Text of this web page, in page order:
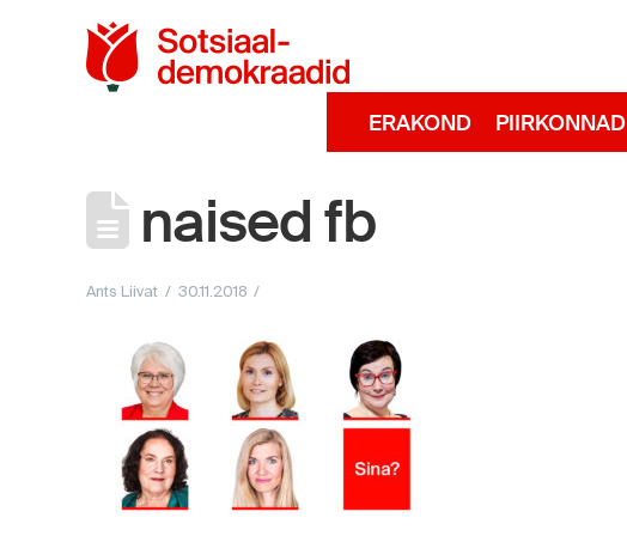
Sotsiaaldemokraadid
ERAKOND PIIRKONNAD
naised fb
Ants Liivat 30.11.2018